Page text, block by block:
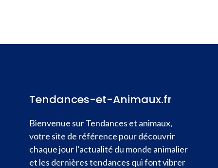
Tendances-et-Animaux.fr
Bienvenue sur Tendances et animaux,
votre site de référence pour découvrir
chaque jour l’actualité du monde animalier
et les dernières tendances qui font vibrer